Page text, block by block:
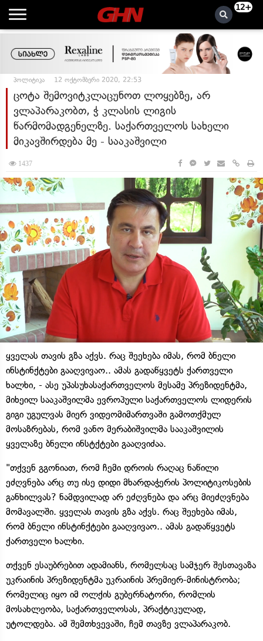
12+
პოლიტიკა 12 ოქტომბერი 2020, 22:53
ცოტა შემოვიტკლაცუნოთ ლოყებზე, არ
ვლაპარაკობთ, ჭ კლასის ლიგის
წარმომადგენელზე. საქართველოს სახელი
მიკავშირდება მე - სააკაშვილი
1437
ყველას თავის გზა აქვს. რაც შეეხება იმას, რომ ბნელი
ინსტინქტები გააღვივაო.. ამას გადაწყვეტს ქართველი
ხალხი, - ასე უპასუხასაქართველოს მესამე პრეზიდენტმა,
მიხეილ სააკაშვილმა ევროპული საქართველოს ლიდერის
გიგი უგულვას მიერ ვიდეომიმართვაში გამოთქმულ
მოსაზრებას, რომ ვანო მერაბიშვილმა სააკაშვილის
ყველაზე ბნელი ინსტქტები გააღვიძაა.
"თქვენ გგონიათ, რომ ჩემი დროის რაღაც ნაწილი
ეძღვნება არც თუ ისე დიდი მხარდაჭერის პოლიტიკოსების
განხილვას? ნამდვილად არ ეძღვნება და არც მიეძღვნება
მომავალში. ყველას თავის გზა აქვს. რაც შეეხება იმას,
რომ ბნელი ინსტინქტები გააღვივაო.. ამას გადაწყვეტს
ქართველი ხალხი.
თქვენ ესაუბრებით ადამიანს, რომელსაც სამჯერ შესთავაზა
უკრაინის პრეზიდენტმა უკრაინის პრემიერ-მინისტრობა;
რომელიც იყო იმ ოლქის გუბერნატორი, რომლის
მოსახლეობა, საქართველოსას, პრაქტიკულად,
უტოლდება. ამ შემთხვევაში, ჩემ თავზე ვლაპარაკობ.